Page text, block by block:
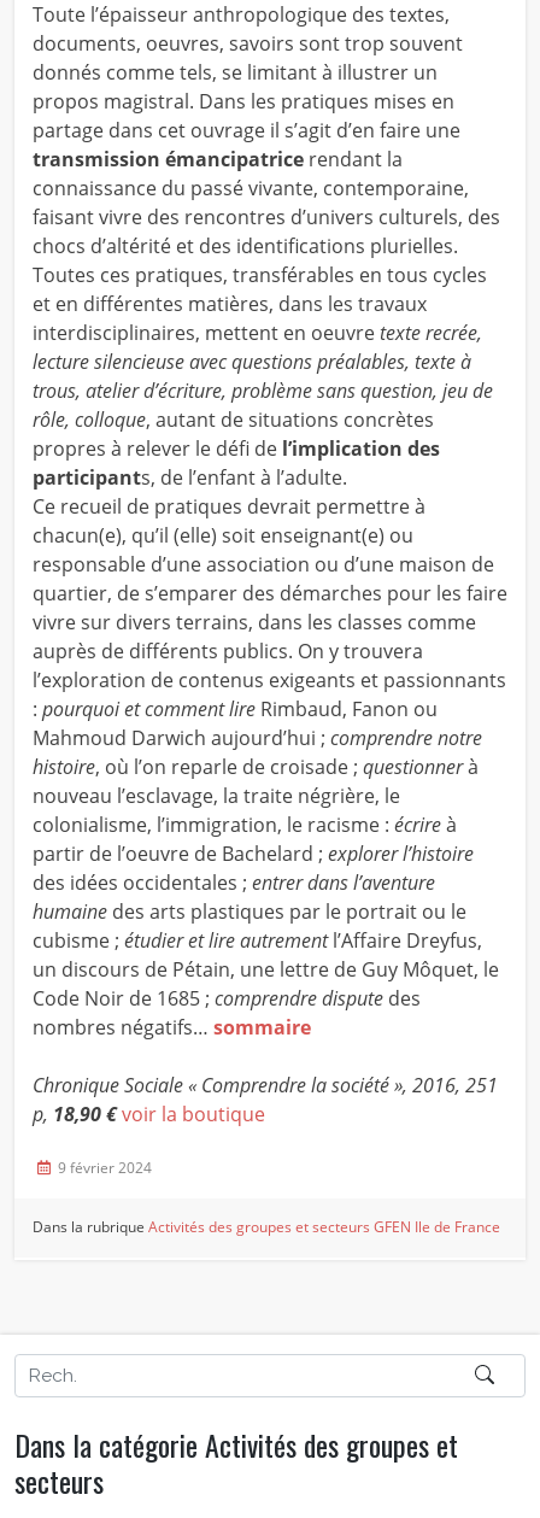
Toute l’épaisseur anthropologique des textes,
documents, oeuvres, savoirs sont trop souvent
donnés comme tels, se limitant à illustrer un
propos magistral. Dans les pratiques mises en
partage dans cet ouvrage il s’agit d’en faire une
transmission émancipatricerendant la
connaissance du passé vivante, contemporaine,
faisant vivre des rencontres d’univers culturels, des
chocs d’altérité et des identifications plurielles.
Toutes ces pratiques, transférables en tous cycles
et en différentes matières, dans les travaux
interdisciplinaires, mettent en oeuvretexte recrée,
lecture silencieuse avec questions préalables, texte à
trous, atelier d’écriture, problème sans question, jeu de
rôle, colloque, autant de situations concrètes
propres à relever le défi de l’implication des
participants, de l’enfant à l’adulte.
Ce recueil de pratiques devrait permettre à
chacun(e), qu’il (elle) soit enseignant(e) ou
responsable d’une association ou d’une maison de
quartier, de s’emparer des démarches pour les faire
vivre sur divers terrains, dans les classes comme
auprès de différents publics. On y trouvera
l’exploration de contenus exigeants et passionnants
: pourquoi et comment lireRimbaud, Fanon ou
Mahmoud Darwich aujourd’hui ; comprendre notre
histoire, où l’on reparle de croisade ; questionnerà
nouveau l’esclavage, la traite négrière, le
colonialisme, l’immigration, le racisme : écrireà
partir de l’oeuvre de Bachelard ; explorer l’histoire
des idées occidentales ; entrer dans l’aventure
humainedes arts plastiques par le portrait ou le
cubisme ; étudier et lire autrementl’Affaire Dreyfus,
un discours de Pétain, une lettre de Guy Môquet, le
Code Noir de 1685 ; comprendre disputedes
nombres négatifs… sommaire
Chronique Sociale « Comprendre la société », 2016, 251
p, 18,90 €voir la boutique
9 février 2024
Dans la rubriqueActivités des groupes et secteurs GFEN Ile de France
Dans la catégorie Activités des groupes et
secteurs